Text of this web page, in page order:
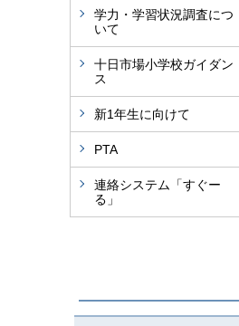
学力・学習状況調査につ
いて
十日市場小学校ガイダン
ス
新1年生に向けて
PTA
連絡システム「すぐー
る」